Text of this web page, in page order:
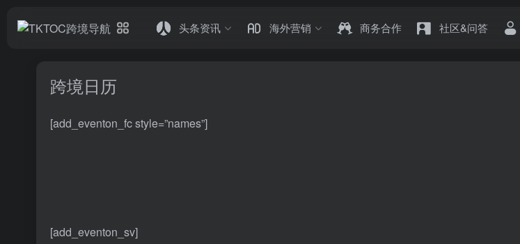
头条资讯 海外营销 商务合作 社区&问答
跨境日历
[add_eventon_fc style=”names”]
[add_eventon_sv]